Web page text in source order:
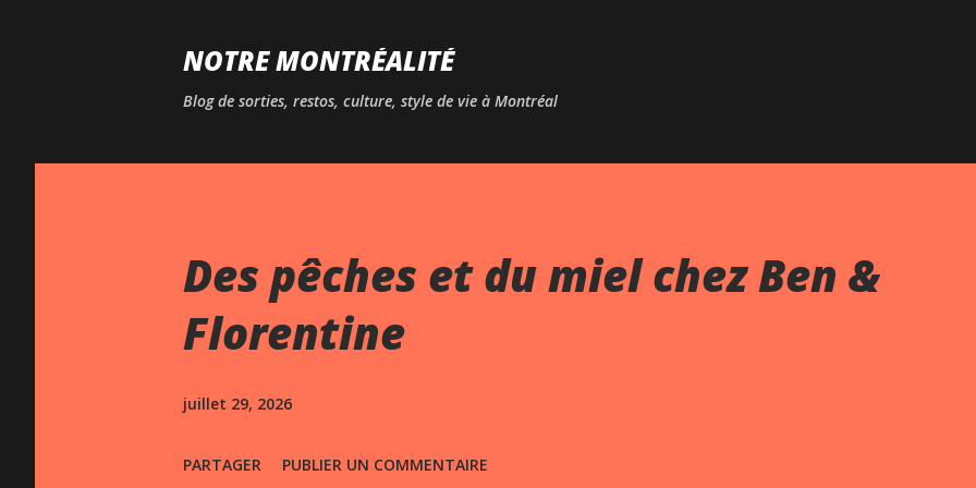
NOTRE MONTRÉALITÉ
Blog de sorties, restos, culture, style de vie à Montréal
Des pêches et du miel chez Ben &
Florentine
juillet 29, 2026
PARTAGER PUBLIER UN COMMENTAIRE